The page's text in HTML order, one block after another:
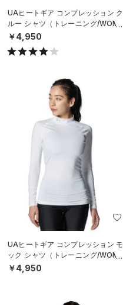
UAヒートギア コンプレッション ク
ルー シャツ（トレーニング/WOME
N）
￥4,950
UAヒートギア コンプレッション モ
ック シャツ（トレーニング/WOME
N）
￥4,950